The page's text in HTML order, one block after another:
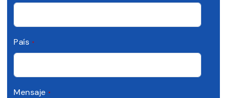
País *
Mensaje*